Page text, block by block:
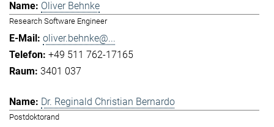
Oliver Behnke
Research Software Engineer
oliver.behnke@...
+49 511 762-17165
3401 037
Dr. Reginald Christian Bernardo
Postdoktorand